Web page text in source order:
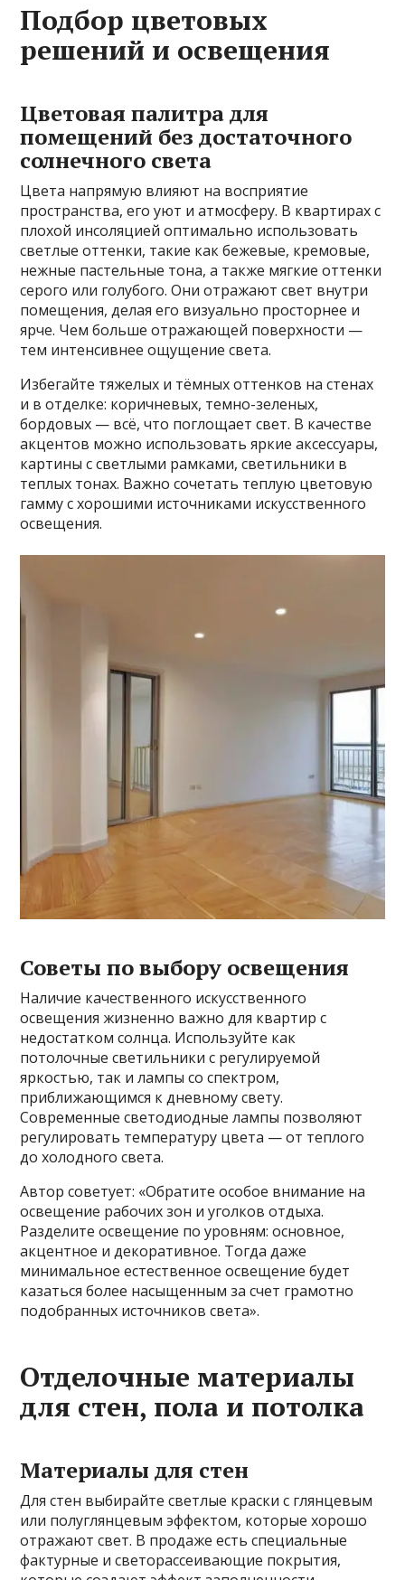
Подбор цветовых
решений и освещения
Цветовая палитра для
помещений без достаточного
солнечного света
Цвета напрямую влияют на восприятие
пространства, его уют и атмосферу. В квартирах с
плохой инсоляцией оптимально использовать
светлые оттенки, такие как бежевые, кремовые,
нежные пастельные тона, а также мягкие оттенки
серого или голубого. Они отражают свет внутри
помещения, делая его визуально просторнее и
ярче. Чем больше отражающей поверхности —
тем интенсивнее ощущение света.
Избегайте тяжелых и тёмных оттенков на стенах
и в отделке: коричневых, темно-зеленых,
бордовых — всё, что поглощает свет. В качестве
акцентов можно использовать яркие аксессуары,
картины с светлыми рамками, светильники в
теплых тонах. Важно сочетать теплую цветовую
гамму с хорошими источниками искусственного
освещения.
Советы по выбору освещения
Наличие качественного искусственного
освещения жизненно важно для квартир с
недостатком солнца. Используйте как
потолочные светильники с регулируемой
яркостью, так и лампы со спектром,
приближающимся к дневному свету.
Современные светодиодные лампы позволяют
регулировать температуру цвета — от теплого
до холодного света.
Автор советует: «Обратите особое внимание на
освещение рабочих зон и уголков отдыха.
Разделите освещение по уровням: основное,
акцентное и декоративное. Тогда даже
минимальное естественное освещение будет
казаться более насыщенным за счет грамотно
подобранных источников света».
Отделочные материалы
для стен, пола и потолка
Материалы для стен
Для стен выбирайте светлые краски с глянцевым
или полуглянцевым эффектом, которые хорошо
отражают свет. В продаже есть специальные
фактурные и светорассеивающие покрытия,